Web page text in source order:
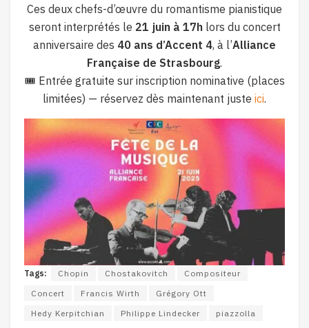
Ces deux chefs-d’œuvre du romantisme pianistique
seront interprétés le 21 juin à 17hlors du concert
anniversaire des 40 ans d’Accent 4, à l’Alliance
Française de Strasbourg.
🎟️ Entrée gratuite sur inscription nominative (places
limitées) — réservez dès maintenant juste ici.
Tags: Chopin Chostakovitch
Compositeur
Concert
Francis Wirth
Grégory Ott
Hedy Kerpitchian
Philippe Lindecker piazzolla